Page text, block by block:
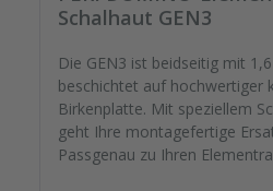
Schalhaut GEN3
Die GEN3 ist beidseitig mit
beschichtet auf hochwertiger
Birkenplatte. Mit speziellem
geht Ihre montagefertige
Passgenau zu Ihren